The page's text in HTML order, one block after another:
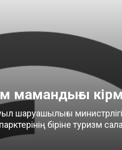
мамандығы
шаруашылығы
біріне туризм